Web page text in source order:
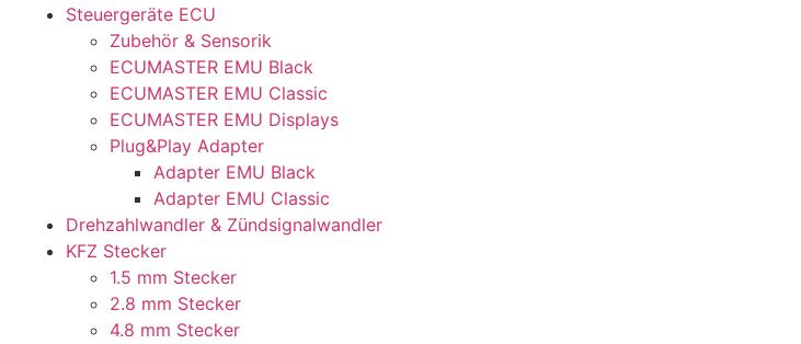
Steuergeräte ECU
Zubehör & Sensorik
ECUMASTER EMU Black
ECUMASTER EMU Classic
ECUMASTER EMU Displays
Plug&Play Adapter
Adapter EMU Black
Adapter EMU Classic
Drehzahlwandler & Zündsignalwandler
KFZ Stecker
1.5 mm Stecker
2.8 mm Stecker
4.8 mm Stecker